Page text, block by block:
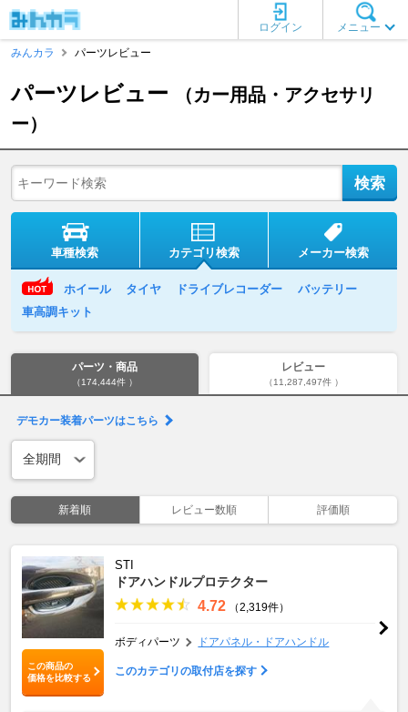
メニュー
ログイン
みんカラ
パーツレビュー
パーツレビュー
（カー用品・アクセサリ
ー）
車種検索 カテゴリ検索 メーカー検索
ホイール タイヤ ドライブレコーダー
バッテリー
車高調キット
パーツ・商品
（174,444件 ）
レビュー
（11,287,497件 ）
デモカー装着パーツはこちら
新着順 レビュー数順 評価順
この商品の
価格を比較する
STI
ドアハンドルプロテクター
4.72 （2,319件）
ボディパーツ ドアパネル・ドアハンドル
このカテゴリの取付店を探す